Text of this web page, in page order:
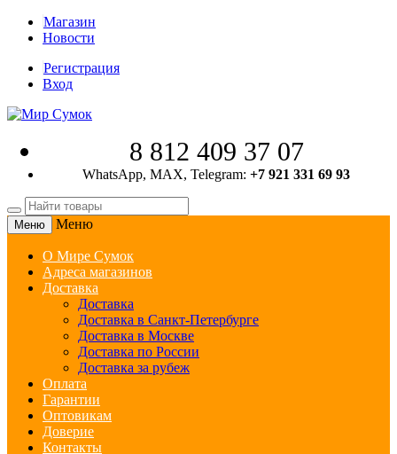
Магазин
Новости
Регистрация
Вход
8 812 409 37 07
WhatsApp, MAX, Telegram: +7 921 331 69 93
Меню Меню
О Мире Сумок
Адреса магазинов
Доставка
Доставка
Доставка в Санкт-Петербурге
Доставка в Москве
Доставка по России
Доставка за рубеж
Оплата
Гарантии
Оптовикам
Доверие
Контакты